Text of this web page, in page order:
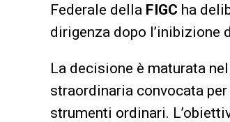
Federale della FIGC ha
dirigenza dopo
La decisione è maturata
straordinaria convocata
strumenti ordinari.